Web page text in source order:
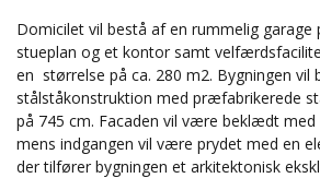
Domicilet vil bestå af en rummelig garage
stueplan og et kontor samt
en størrelse på ca. 280 m2. Bygningen vil
stålståkonstruktion med præfabrikerede
på 745 cm. Facaden vil være beklædt med
mens indgangen vil være prydet med en
der tilfører bygningen et arkitektonisk